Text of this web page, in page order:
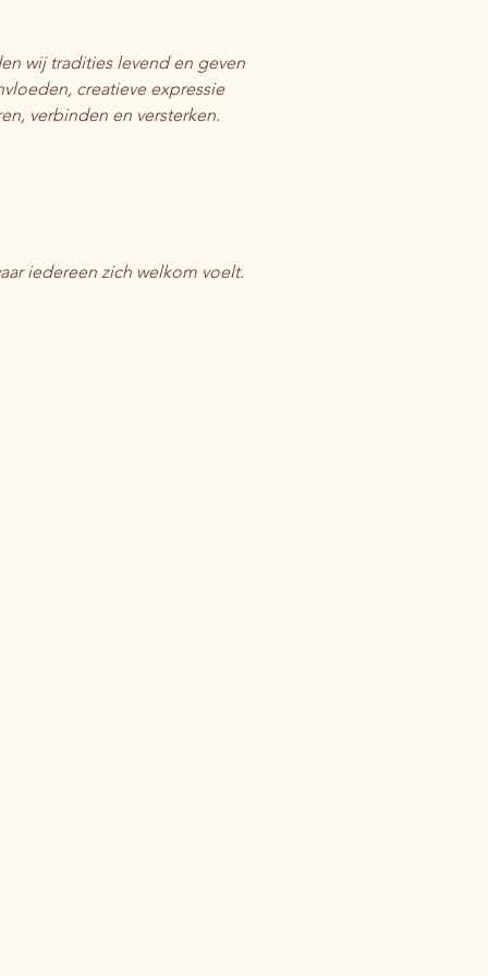
wij tradities levend en geven
creatieve expressie
verbinden en versterken.
iedereen zich welkom voelt.